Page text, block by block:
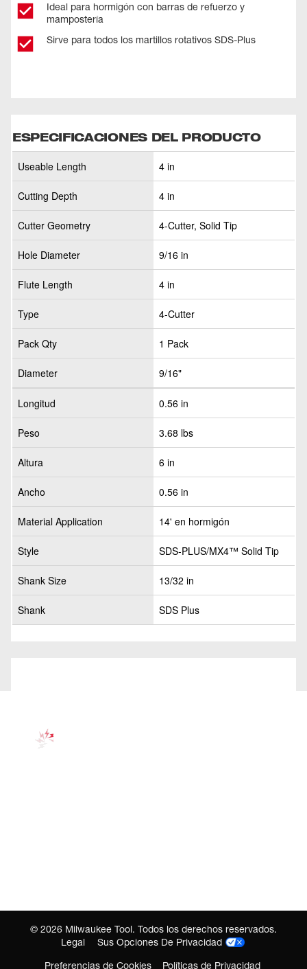
Ideal para hormigón con barras de refuerzo y
mampostería
Sirve para todos los martillos rotativos SDS-Plus
ESPECIFICACIONES DEL PRODUCTO
Useable Length 4 in
Cutting Depth 4 in
Cutter Geometry 4-Cutter, Solid Tip
Hole Diameter 9/16 in
Flute Length 4 in
Type 4-Cutter
Pack Qty 1 Pack
Diameter 9/16"
Longitud 0.56 in
Peso 3.68 lbs
Altura 6 in
Ancho 0.56 in
Material Application 14' en hormigón
Style SDS-PLUS/MX4™ Solid Tip
Shank Size 13/32 in
Shank SDS Plus
© 2026 Milwaukee Tool. Todos los derechos reservados.
Legal
Sus Opciones De Privacidad
Preferencias de Cookies
Políticas de Privacidad